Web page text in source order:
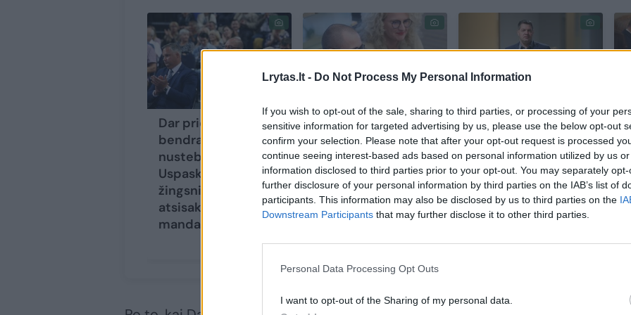
Lrytas.lt - Do Not Process My Personal Information
If you wish to opt-out of the sale, sharing to third parties, or processing of your
sensitive information for targeted advertising by us, please use the below opt-out
confirm your selection. Please note that after your opt-out request is processed
continue seeing interest-based ads based on personal information utilized by us
information disclosed to third parties prior to your opt-out. You may separately
further disclosure of your personal information by third parties on the IAB’s list of
participants. This information may also be disclosed by us to third parties on the
Downstream Participants that may further disclose it to other third parties.
Personal Data Processing Opt Outs
I want to opt-out of the Sharing of my personal data.
Dar prieš kratas –
bendražygius
nustebinęs V.
Uspaskicho
žingsnis: planavo
atsisakyti EP nario
mandato
Po L. Kasčiūno
priesaikos jam
kritiką žėrusi
Laisvės partija
nurimo: kas
pasikeitė?
Po kratų Darbo
partijos būstinėje –
A. Mazuronio žinia
apie galimą
pasitraukimą iš EP
rinkimų